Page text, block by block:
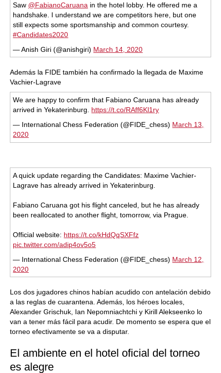
Saw @FabianoCaruana in the hotel lobby. He offered me a
handshake. I understand we are competitors here, but one
still expects some sportsmanship and common courtesy.
#Candidates2020
— Anish Giri (@anishgiri) March 14, 2020
Además la FIDE también ha confirmado la llegada de Maxime
Vachier-Lagrave
We are happy to confirm that Fabiano Caruana has already
arrived in Yekaterinburg. https://t.co/RAff6Kl1ry
— International Chess Federation (@FIDE_chess) March 13,
2020
A quick update regarding the Candidates: Maxime Vachier-
Lagrave has already arrived in Yekaterinburg.
Fabiano Caruana got his flight canceled, but he has already
been reallocated to another flight, tomorrow, via Prague.
Official website: https://t.co/kHdQqSXFfz
pic.twitter.com/adip4ov5o5
— International Chess Federation (@FIDE_chess) March 12,
2020
Los dos jugadores chinos habían acudido con antelación debido
a las reglas de cuarantena. Además, los héroes locales,
Alexander Grischuk, Ian Nepomniachtchi y Kirill Alekseenko lo
van a tener más fácil para acudir. De momento se espera que el
torneo efectivamente se va a disputar.
El ambiente en el hotel oficial del torneo
es alegre